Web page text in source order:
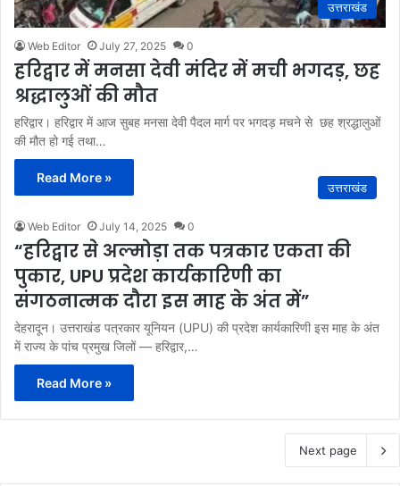
उत्तराखंड
Web Editor July 27, 2025 0
हरिद्वार में मनसा देवी मंदिर में मची भगदड़, छह
श्रद्धालुओं की मौत
हरिद्वार। हरिद्वार में आज सुबह मनसा देवी पैदल मार्ग पर भगदड़ मचने से छह श्रद्धालुओं
की मौत हो गई तथा…
Read More »
उत्तराखंड
Web Editor July 14, 2025 0
“हरिद्वार से अल्मोड़ा तक पत्रकार एकता की
पुकार, UPU प्रदेश कार्यकारिणी का
संगठनात्मक दौरा इस माह के अंत में”
देहरादून। उत्तराखंड पत्रकार यूनियन (UPU) की प्रदेश कार्यकारिणी इस माह के अंत
में राज्य के पांच प्रमुख जिलों — हरिद्वार,…
Read More »
Next page